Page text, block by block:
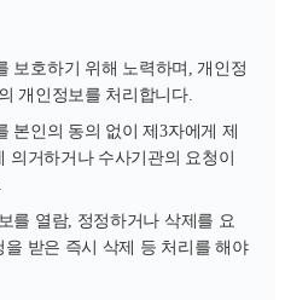
보호하기 위해 노력하며, 개인정
개인정보를 처리합니다.
본인의 동의 없이 제3자에게 제
의거하거나 수사기관의 요청이
를 열람, 정정하거나 삭제를 요
받은 즉시 삭제 등 처리를 해야